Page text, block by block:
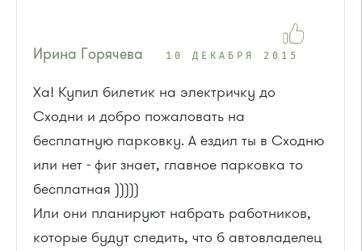
Ирина Горячева 10 ДЕКАБРЯ 2015
Ха! Купил билетик на электричку до
Сходни и добро пожаловать на
бесплатную парковку. А ездил ты в Сходню
или нет - фиг знает, главное парковка то
бесплатная )))))
Или они планируют набрать работников,
которые будут следить, что б автовладелец